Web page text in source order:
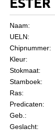
Over NRPS
Algemeen
Naam:
UELN:
Chipnummer:
Kleur:
Stokmaat:
Stamboek:
Ras:
Predicaten:
Geb.:
Geslacht: